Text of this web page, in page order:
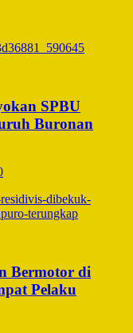
SPBU
Buronan
Bermotor di
Pelaku